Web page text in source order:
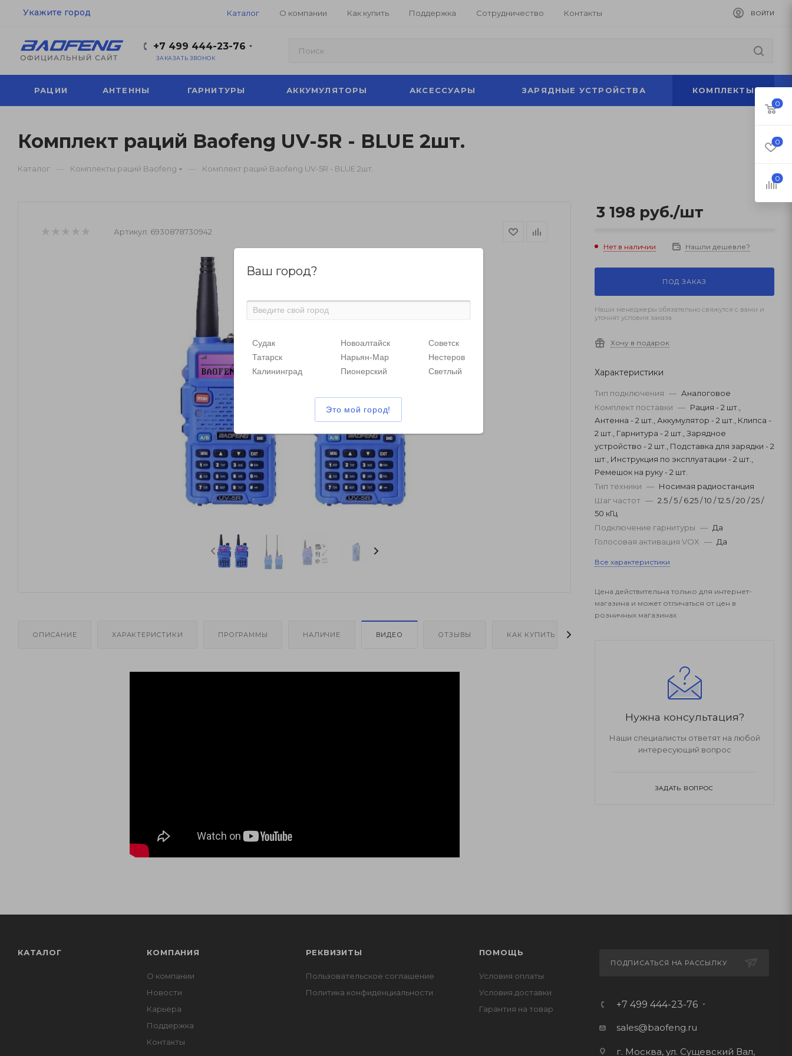
Укажите город
Ваш город?
Судак
Татарск
Калининград
Новоалтайск
Нарьян-Мар
Пионерский
Советск
Нестеров
Светлый
Каталог О компании Как купить Поддержка Сотрудничество Контакты ВОЙТИ
+7 499 444-23-76
ЗАКАЗАТЬ ЗВОНОК
РАЦИИ АНТЕННЫ ГАРНИТУРЫ АККУМУЛЯТОРЫ АКСЕССУАРЫ ЗАРЯДНЫЕ УСТРОЙСТВА КОМПЛЕКТЫ
Комплект раций Baofeng UV-5R - BLUE 2шт.
Каталог Комплекты раций Baofeng Комплект раций Baofeng UV-5R - BLUE 2шт.
Артикул: 6930878730942
ОПИСАНИЕ ХАРАКТЕРИСТИКИ ПРОГРАММЫ НАЛИЧИЕ ВИДЕО ОТЗЫВЫ КАК КУПИТЬ
3 198 руб./шт
Нет в наличии Нашли дешевле?
ПОД ЗАКАЗ
Наши менеджеры обязательно свяжутся с вами и
уточнят условия заказа
Хочу в подарок
Характеристики
Тип подключения — Аналоговое
Комплект поставки — Рация - 2 шт.,
Антенна - 2 шт., Аккумулятор - 2 шт., Клипса -
2 шт., Гарнитура - 2 шт., Зарядное
устройство - 2 шт., Подставка для зарядки - 2
шт., Инструкция по эксплуатации - 2 шт.,
Ремешок на руку - 2 шт.
Тип техники — Носимая радиостанция
Шаг частот — 2.5 / 5 / 6.25 / 10 / 12.5 / 20 / 25 /
50 кГц
Подключение гарнитуры — Да
Голосовая активация VOX — Да
Все характеристики
Цена действительна только для интернет-
магазина и может отличаться от цен в
розничных магазинах
Нужна консультация?
Наши специалисты ответят на любой
интересующий вопрос
ЗАДАТЬ ВОПРОС
КАТАЛОГ КОМПАНИЯ
О компании
Новости
Карьера
Поддержка
Контакты
РЕКВИЗИТЫ
Пользовательское соглашение
Политика конфиденциальности
ПОМОЩЬ
Условия оплаты
Условия доставки
Гарантия на товар
ПОДПИСАТЬСЯ НА РАССЫЛКУ
+7 499 444-23-76
sales@baofeng.ru
г. Москва, ул. Сущевский Вал,
0
0
0